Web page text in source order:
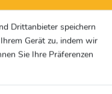
für Sportwissenschaft
Ursachen für das
identifiziert. Doch
in der Fan- und
Drittanbieter speichern
Gerät zu, indem wir
Sie Ihre Präferenzen